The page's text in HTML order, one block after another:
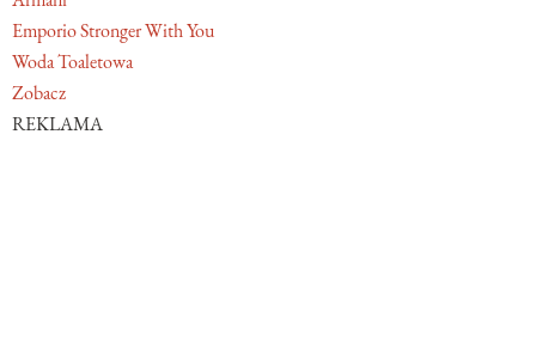
Emporio Stronger With You
Woda Toaletowa
Zobacz
REKLAMA